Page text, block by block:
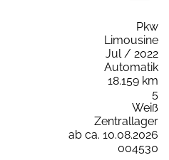
Pkw
Limousine
Jul / 2022
Automatik
18.159 km
5
Weiß
Zentrallager
ab ca. 10.08.2026
004530